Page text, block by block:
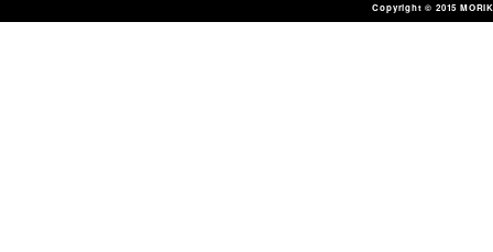
Copyright © 2015